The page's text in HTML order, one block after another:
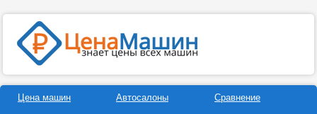
Цена машин Автосалоны Сравнение